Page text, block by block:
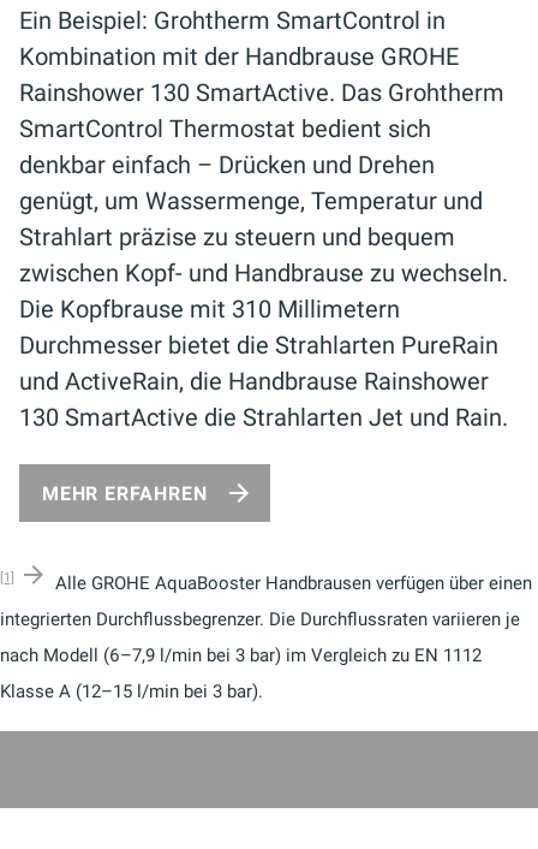
Ein Beispiel: Grohtherm SmartControl in
Kombination mit der Handbrause GROHE
Rainshower 130 SmartActive. Das Grohtherm
SmartControl Thermostat bedient sich
denkbar einfach – Drücken und Drehen
genügt, um Wassermenge, Temperatur und
Strahlart präzise zu steuern und bequem
zwischen Kopf- und Handbrause zu wechseln.
Die Kopfbrause mit 310 Millimetern
Durchmesser bietet die Strahlarten PureRain
und ActiveRain, die Handbrause Rainshower
130 SmartActive die Strahlarten Jet und Rain.
MEHR ERFAHREN
[1]
Alle GROHE AquaBooster Handbrausen verfügen über einen
integrierten Durchflussbegrenzer. Die Durchflussraten variieren je
nach Modell (6–7,9 l/min bei 3 bar) im Vergleich zu EN 1112
Klasse A (12–15 l/min bei 3 bar).